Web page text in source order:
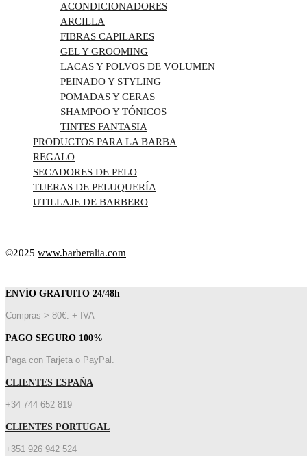
ACONDICIONADORES
ARCILLA
FIBRAS CAPILARES
GEL Y GROOMING
LACAS Y POLVOS DE VOLUMEN
PEINADO Y STYLING
POMADAS Y CERAS
SHAMPOO Y TÓNICOS
TINTES FANTASIA
PRODUCTOS PARA LA BARBA
REGALO
SECADORES DE PELO
TIJERAS DE PELUQUERÍA
UTILLAJE DE BARBERO
©2025 www.barberalia.com
ENVÍO GRATUITO 24/48h
Compras > 80€. + IVA
PAGO SEGURO 100%
Paga con Tarjeta o PayPal.
CLIENTES ESPAÑA
+34 744 652 819
CLIENTES PORTUGAL
+351 926 942 524